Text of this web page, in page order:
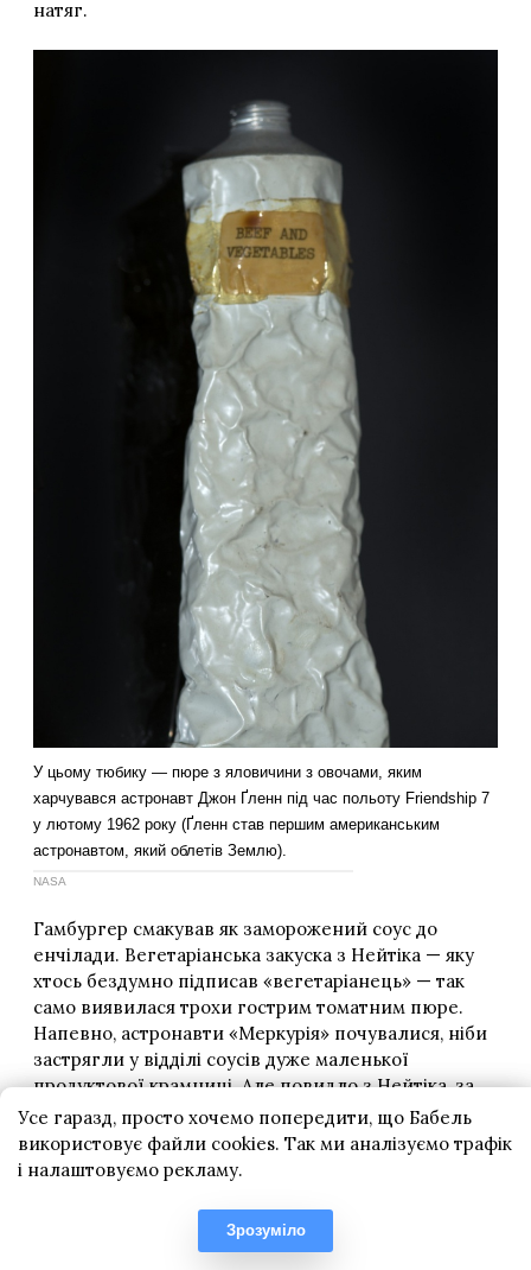
Усе гаразд, просто хочемо попередити, що Бабель
використовує файли cookies. Так ми аналізуємо трафік
і налаштовуємо рекламу.
Зрозуміло